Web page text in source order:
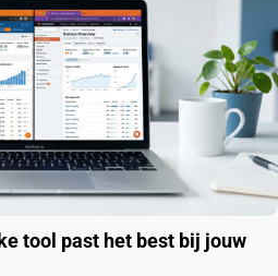
tool past het best bij jouw